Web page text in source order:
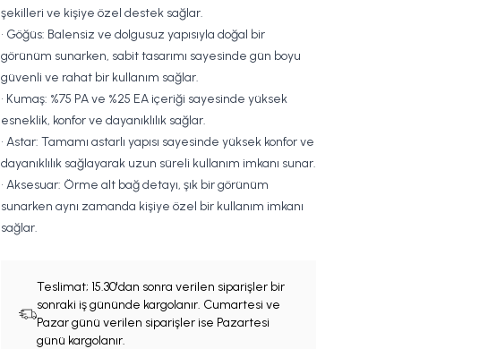
şekilleri ve kişiye özel destek sağlar.
• Göğüs: Balensiz ve dolgusuz yapısıyla doğal bir
görünüm sunarken, sabit tasarımı sayesinde gün boyu
güvenli ve rahat bir kullanım sağlar.
• Kumaş: %75 PA ve %25 EA içeriği sayesinde yüksek
esneklik, konfor ve dayanıklılık sağlar.
• Astar: Tamamı astarlı yapısı sayesinde yüksek konfor ve
dayanıklılık sağlayarak uzun süreli kullanım imkanı sunar.
• Aksesuar: Örme alt bağ detayı, şık bir görünüm
sunarken aynı zamanda kişiye özel bir kullanım imkanı
sağlar.
Teslimat; 15.30'dan sonra verilen siparişler bir
sonraki iş gününde kargolanır. Cumartesi ve
Pazar günü verilen siparişler ise Pazartesi
günü kargolanır.